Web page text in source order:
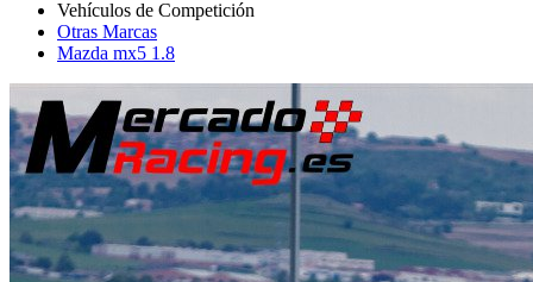
Mazda mx5 1.8